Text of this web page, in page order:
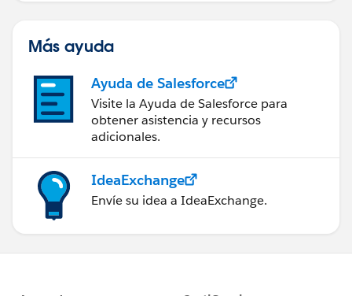
Más ayuda
Ayuda de Salesforce
Visite la Ayuda de Salesforce para
obtener asistencia y recursos
adicionales.
IdeaExchange
Envíe su idea a IdeaExchange.